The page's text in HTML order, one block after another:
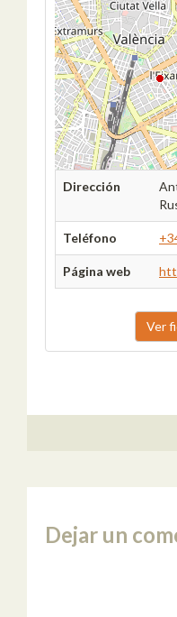
Dirección
Teléfono
Página web
Ver
Dejar un